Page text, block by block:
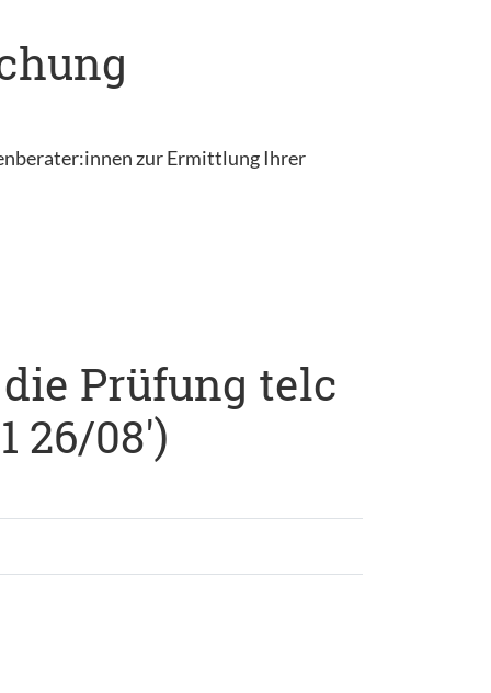
zur Ermittlung Ihrer
Prüfung telc
26/08')